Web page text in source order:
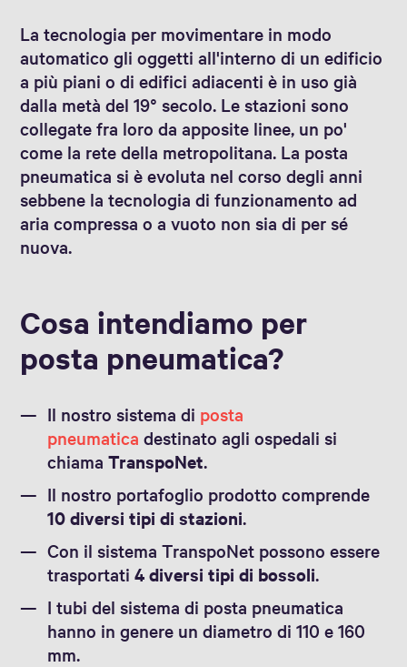
La tecnologia per movimentare in modo
automatico gli oggetti all'interno di un edificio
a più piani o di edifici adiacenti è in uso già
dalla metà del 19° secolo. Le stazioni sono
collegate fra loro da apposite linee, un po'
come la rete della metropolitana. La posta
pneumatica si è evoluta nel corso degli anni
sebbene la tecnologia di funzionamento ad
aria compressa o a vuoto non sia di per sé
nuova.
Cosa intendiamo per
posta pneumatica?
Il nostro sistema di posta
pneumatica destinato agli ospedali si
chiamaTranspoNet.
Il nostro portafoglio prodotto comprende
10 diversi tipi di stazioni.
Con il sistema TranspoNet possono essere
trasportati4 diversi tipi di bossoli.
I tubi del sistema di posta pneumatica
hanno in genere un diametro di 110 e 160
mm.